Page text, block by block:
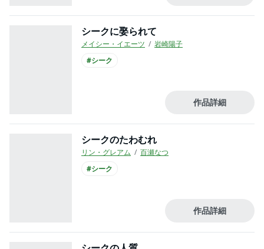
シークに娶られて
メイシー・イエーツ
岩崎陽子
#シーク
作品詳細
シークのたわむれ
リン・グレアム
百瀬なつ
#シーク
作品詳細